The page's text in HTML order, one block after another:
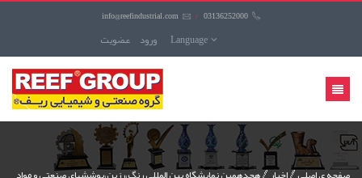
info@reefindustrial.com / 03136252000
عضويت ورود Language
منوی
کاربری